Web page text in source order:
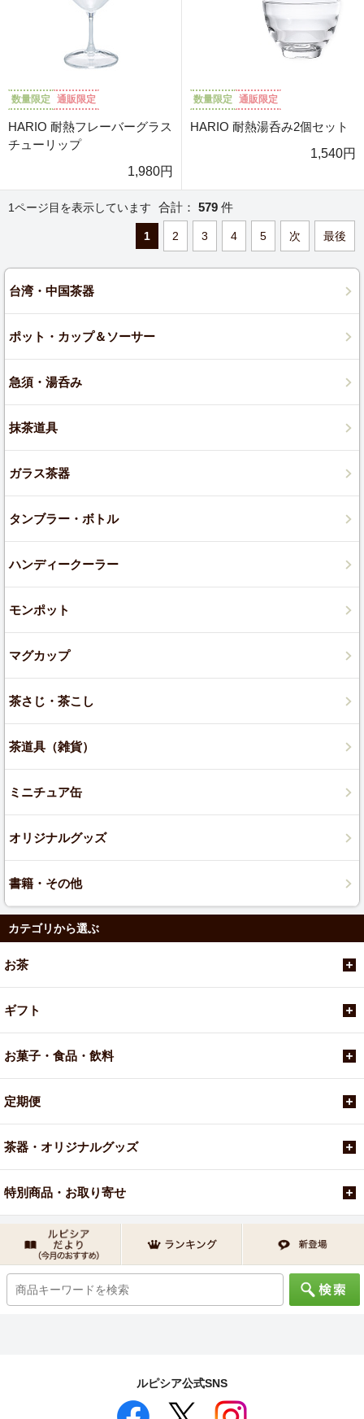
数量限定 通販限定
HARIO 耐熱フレーバーグラス
チューリップ
1,980円
数量限定 通販限定
HARIO 耐熱湯呑み2個セット
1,540円
1ページ目を表示しています 合計： 579 件
1 2 3 4 5 次 最後
台湾・中国茶器
ポット・カップ＆ソーサー
急須・湯呑み
抹茶道具
ガラス茶器
タンブラー・ボトル
ハンディークーラー
モンポット
マグカップ
茶さじ・茶こし
茶道具（雑貨）
ミニチュア缶
オリジナルグッズ
書籍・その他
カテゴリから選ぶ
お茶
ギフト
お菓子・食品・飲料
定期便
茶器・オリジナルグッズ
特別商品・お取り寄せ
ルピシア公式SNS